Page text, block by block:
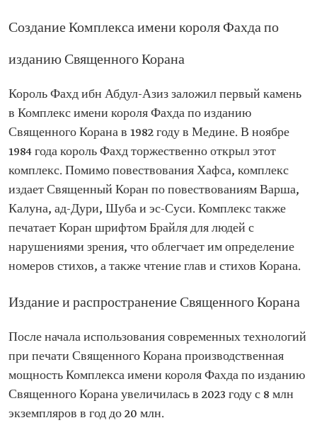
Создание Комплекса имени короля Фахда по
изданию Священного Корана
Король Фахд ибн Абдул-Азиз заложил первый камень
в Комплекс имени короля Фахда по изданию
Священного Корана в 1982 году в Медине. В ноябре
1984 года король Фахд торжественно открыл этот
комплекс. Помимо повествования Хафса, комплекс
издает Священный Коран по повествованиям Варша,
Калуна, ад-Дури, Шуба и эс-Суси. Комплекс также
печатает Коран шрифтом Брайля для людей с
нарушениями зрения, что облегчает им определение
номеров стихов, а также чтение глав и стихов Корана.
Издание и распространение Священного Корана
После начала использования современных технологий
при печати Священного Корана производственная
мощность Комплекса имени короля Фахда по изданию
Священного Корана увеличилась в 2023 году с 8 млн
экземпляров в год до 20 млн.